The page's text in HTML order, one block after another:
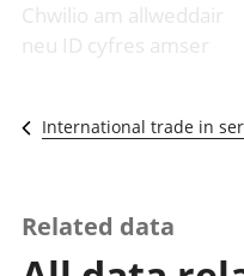
Newidiadau i
fusnesau
Diwydiant
a'r rhyngrwyd
Y diwydiant
gweithgynhyrchu
a chynhyrchu
Chwilio am allweddair
neu ID cyfres amser
International trade in
Related data